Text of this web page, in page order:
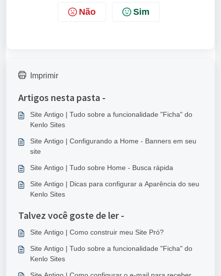
Não Sim
Imprimir
Artigos nesta pasta -
Site Antigo | Tudo sobre a funcionalidade "Ficha" do
Kenlo Sites
Site Antigo | Configurando a Home - Banners em seu
site
Site Antigo | Tudo sobre Home - Busca rápida
Site Antigo | Dicas para configurar a Aparência do seu
Kenlo Sites
Talvez você goste de ler -
Site Antigo | Como construir meu Site Pró?
Site Antigo | Tudo sobre a funcionalidade "Ficha" do
Kenlo Sites